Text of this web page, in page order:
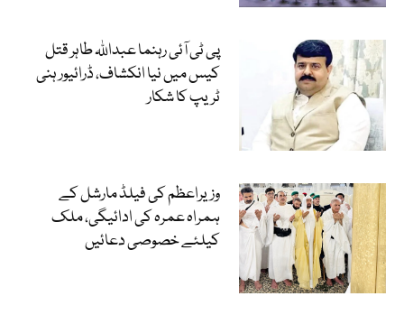
پی ٹی آئی رہنما عبداللہ طاہر قتل
کیس میں نیا انکشاف، ڈرائیور ہنی
ٹریپ کا شکار
وزیراعظم کی فیلڈ مارشل کے
ہمراہ عمرہ کی ادائیگی، ملک
کیلئے خصوصی دعائیں